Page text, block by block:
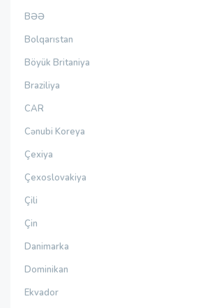
BƏƏ
Bolqarıstan
Böyük Britaniya
Braziliya
CAR
Cənubi Koreya
Çexiya
Çexoslovakiya
Çili
Çin
Danimarka
Dominikan
Ekvador